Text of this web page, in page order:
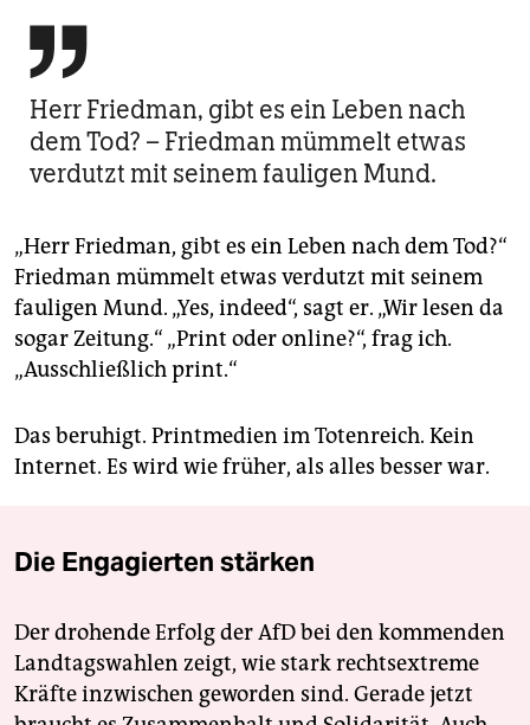

Herr Friedman, gibt es ein Leben nach
dem Tod? – Friedman mümmelt etwas
verdutzt mit seinem fauligen Mund.
„Herr Friedman, gibt es ein Leben nach dem Tod?“
Friedman mümmelt etwas verdutzt mit seinem
fauligen Mund. „Yes, indeed“, sagt er. „Wir lesen da
sogar Zeitung.“ „Print oder online?“, frag ich.
„Ausschließlich print.“
Das beruhigt. Printmedien im Totenreich. Kein
Internet. Es wird wie früher, als alles besser war.
Die Engagierten stärken
Der drohende Erfolg der AfD bei den kommenden
Landtagswahlen zeigt, wie stark rechtsextreme
Kräfte inzwischen geworden sind. Gerade jetzt